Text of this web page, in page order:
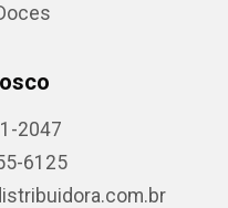
2047
6125